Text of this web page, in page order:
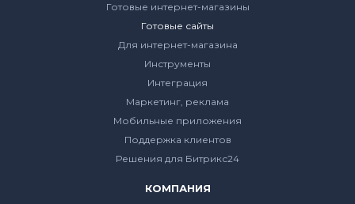
Готовые интернет-магазины
Готовые сайты
Для интернет-магазина
Инструменты
Интеграция
Маркетинг, реклама
Мобильные приложения
Поддержка клиентов
Решения для Битрикс24
КОМПАНИЯ